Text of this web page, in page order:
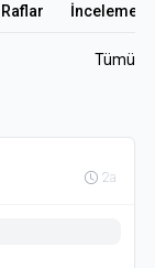
Raflar
Tümü
2a